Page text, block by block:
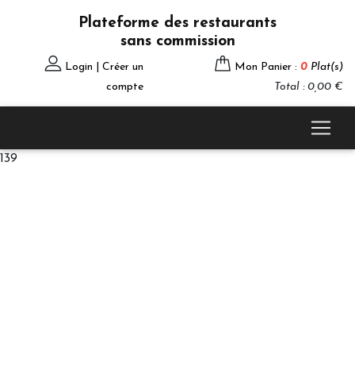
Plateforme des restaurants
sans commission
Login | Créer un
compte
Mon Panier : 0 Plat(s)
Total : 0,00 €
139